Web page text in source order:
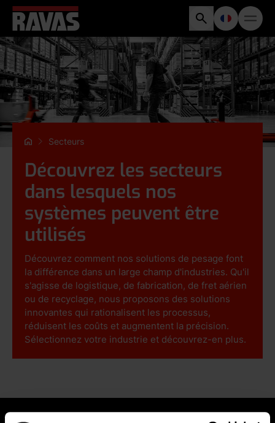
Secteurs
Découvrez les secteurs
dans lesquels nos
systèmes peuvent être
utilisés
Découvrez comment nos solutions de pesage font
la différence dans un large champ d'industries. Qu'il
s'agisse de logistique, de fabrication, de fret aérien
ou de recyclage, nous proposons des solutions
innovantes qui rationalisent les processus,
réduisent les coûts et augmentent la précision.
Sélectionnez votre industrie et découvrez-en plus.